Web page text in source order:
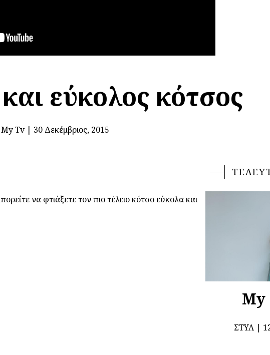
εύκολος κότσος
My Tv| 30 Δεκέμβριος, 2015
να φτιάξετε τον πιο τέλειο κότσο εύκολα και
My
ΣΤΥΛ